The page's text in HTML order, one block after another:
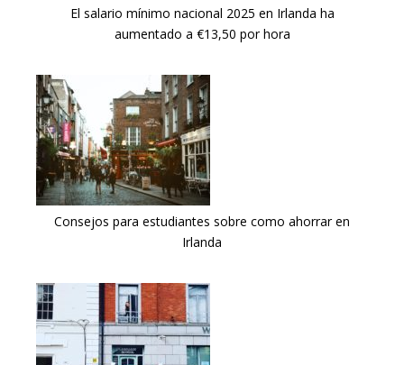
El salario mínimo nacional 2025 en Irlanda ha
aumentado a €13,50 por hora
Consejos para estudiantes sobre como ahorrar en
Irlanda